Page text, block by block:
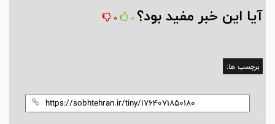
آیا این خبر مفید بود؟ 0
0
برچسب ها: